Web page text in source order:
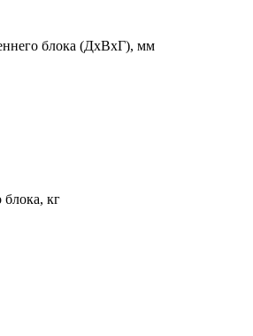
блока (ДхВхГ), мм
блока, кг